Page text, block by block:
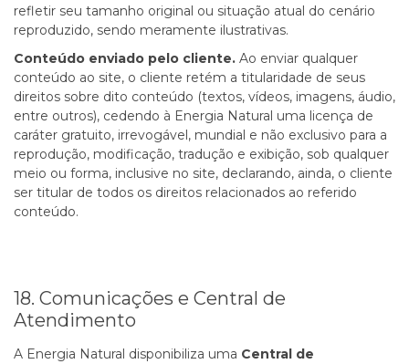
refletir seu tamanho original ou situação atual do cenário
reproduzido, sendo meramente ilustrativas.
Conteúdo enviado pelo cliente. Ao enviar qualquer
conteúdo ao site, o cliente retém a titularidade de seus
direitos sobre dito conteúdo (textos, vídeos, imagens, áudio,
entre outros), cedendo à Energia Natural uma licença de
caráter gratuito, irrevogável, mundial e não exclusivo para a
reprodução, modificação, tradução e exibição, sob qualquer
meio ou forma, inclusive no site, declarando, ainda, o cliente
ser titular de todos os direitos relacionados ao referido
conteúdo.
18. Comunicações e Central de
Atendimento
A Energia Natural disponibiliza uma Central de